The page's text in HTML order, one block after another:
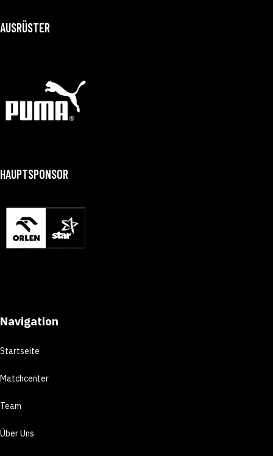
AUSRÜSTER
HAUPTSPONSOR
Navigation
Startseite
Matchcenter
Team
Über Uns